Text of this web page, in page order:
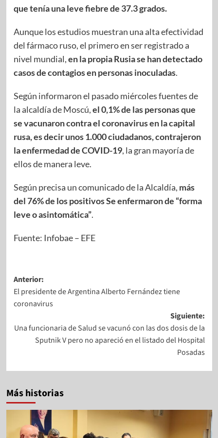
que tenía una leve fiebre de 37.3 grados.
Aunque los estudios muestran una alta efectividad
del fármaco ruso, el primero en ser registrado a
nivel mundial,en la propia Rusia se han detectado
casos de contagios en personas inoculadas.
Según informaron el pasado miércoles fuentes de
la alcaldía de Moscú,el 0,1% de las personas que
se vacunaron contra el coronavirus en la capital
rusa, es decir unos 1.000 ciudadanos, contrajeron
la enfermedad de COVID-19, la gran mayoría de
ellos de manera leve.
Según precisa un comunicado de la Alcaldía, más
del 76% de los positivos Se enfermaron de “forma
leve o asintomática”.
Fuente: Infobae – EFE
Anterior:
El presidente de Argentina Alberto Fernández tiene
coronavirus
Siguiente:
Una funcionaria de Salud se vacunó con las dos dosis de la
Sputnik V pero no apareció en el listado del Hospital
Posadas
Más historias